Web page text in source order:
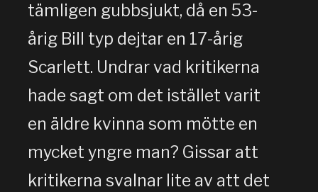
tämligen gubbsjukt, då en 53-
årig Bill typ dejtar en 17-årig
Scarlett. Undrar vad kritikerna
hade sagt om det istället varit
en äldre kvinna som mötte en
mycket yngre man? Gissar att
kritikerna svalnar lite av att det